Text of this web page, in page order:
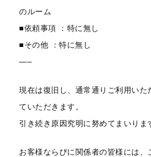
のルーム
■依頼事項 ：特に無し
■その他 ：特に無し
—–
現在は復旧し、通常通りご利用い
ていただきます。
引き続き原因究明に努めてまいりま
お客様ならびに関係者の皆様には、